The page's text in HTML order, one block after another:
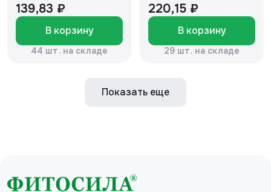
139,83 ₽
В корзину
44 шт. на складе
220,15 ₽
В корзину
29 шт. на складе
Показать еще